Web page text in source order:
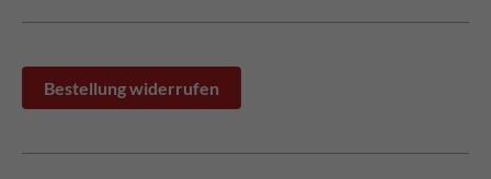
Bestellung widerrufen